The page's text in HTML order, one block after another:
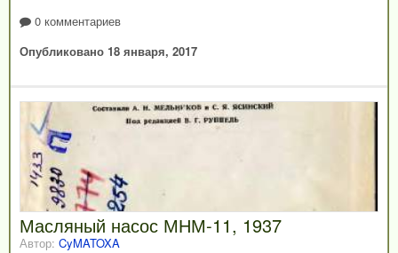
0 комментариев
Опубликовано 18 января, 2017
Масляный насос МНМ-11, 1937
Автор: CyMATOXA